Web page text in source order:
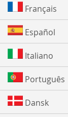
Français
Español
Italiano
Português
Dansk